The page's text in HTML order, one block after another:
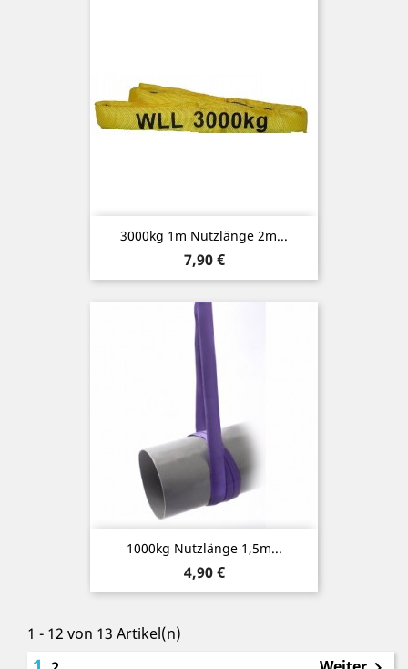
3000kg 1m Nutzlänge 2m...
Preis
7,90 €
1000kg Nutzlänge 1,5m...
Preis
4,90 €
1 - 12 von 13 Artikel(n)